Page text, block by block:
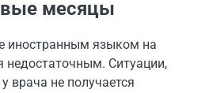
месяцы
иностранным языком на
недостаточным. Ситуации,
врача не получается